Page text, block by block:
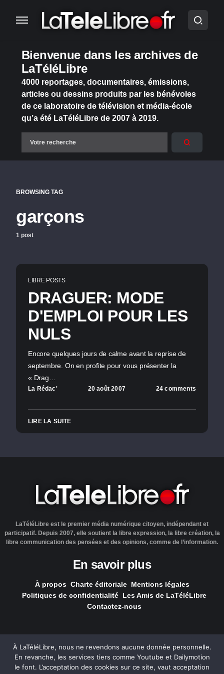
Bienvenue dans les archives de
LaTéléLibre
4000 reportages, documentaires, émissions,
articles ou dessins produits par les bénévoles
de ce laboratoire de télévision et média-école
qu’a été LaTéléLibre de 2007 à 2019.
BROWSING TAG
garçons
1 post
LIBRE POSTS
DRAGUER: MODE
D'EMPLOI POUR LES
NULS
Encore quelques jours de calme avant la reprise de
septembre. On en profite pour vous présenter la
« Drag…
La Rédac' 20 août 2007 24 comments
LIRE LA SUITE
LaTéléLibre est le premier média numérique citoyen, indépendant et
participatif. Depuis 2007, elle soutient la libre expression, la libre création, la
libre communication des pensées et des opinions, comme de l’information.
En savoir plus
À propos Charte éditoriale Mentions légales
Politiques de confidentialité Les Amis de LaTéléLibre
Contactez-nous
LaTéléLibre.fr, ce site a été réalisé par l'agenceNOUS, Ouvert,
À LaTéléLibre, nous ne revendons aucune donnée personnelle.
En revanche, les services tiers comme Youtube et Dailymotion
le font. L’acceptation des cookies sur ce site, vaut acceptation